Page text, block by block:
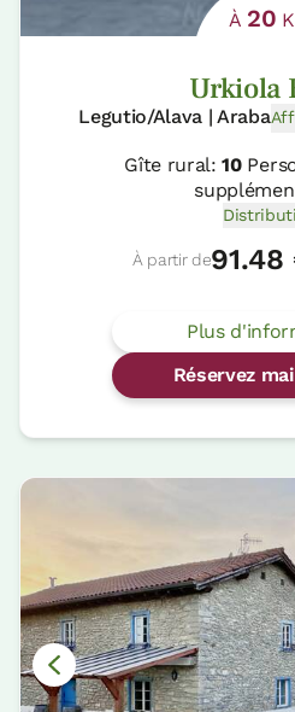
À 20
Urkiola
Legutio/Alava | Araba
Gîte rural:10
À partir de91.48
Plus
Réservez